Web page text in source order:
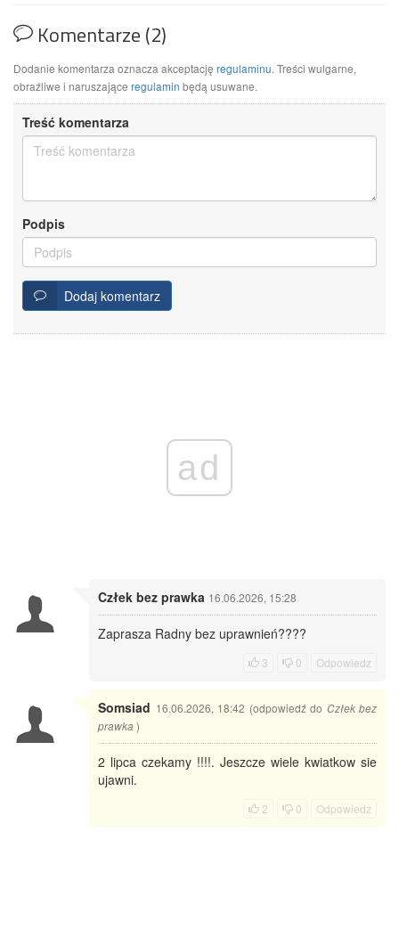
Komentarze (2)
Dodanie komentarza oznacza akceptację regulaminu. Treści wulgarne,
obraźliwe i naruszające regulamin będą usuwane.
Treść komentarza
Podpis
Dodaj komentarz
ad
Człek bez prawka 16.06.2026, 15:28
Zaprasza Radny bez uprawnień????
3 0 Odpowiedz
Somsiad 16.06.2026, 18:42 (odpowiedź do Człek bez
prawka )
2 lipca czekamy !!!!. Jeszcze wiele kwiatkow sie
ujawni.
2 0 Odpowiedz